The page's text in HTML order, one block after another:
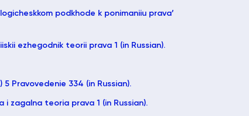
podkhode k ponimaniiu prava’
ezhegodnik teorii prava 1 (in Russian).
Pravovedenie 334 (in Russian).
i zagalna teoria prava 1 (in Russian).